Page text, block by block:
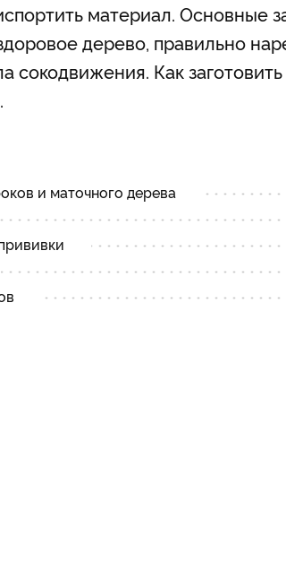
материал. Основные
дерево, правильно
сокодвижения. Как
и маточного дерева